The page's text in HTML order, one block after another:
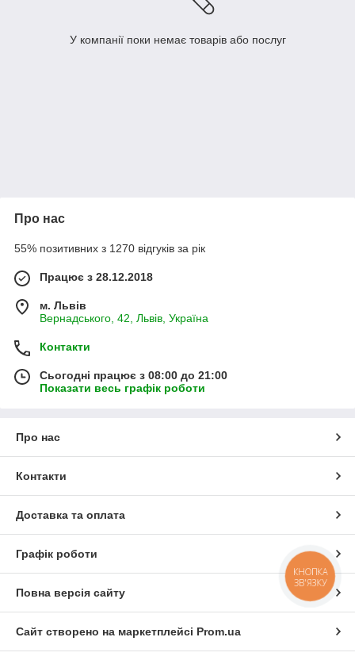
У компанії поки немає товарів або послуг
Про нас
55% позитивних з 1270 відгуків за рік
Працює з 28.12.2018
м. Львів
Вернадського, 42, Львів, Україна
Контакти
Сьогодні працює з 08:00 до 21:00
Показати весь графік роботи
Про нас
Контакти
Доставка та оплата
Графік роботи
Повна версія сайту
Сайт створено на маркетплейсі Prom.ua
КНОПКА
ЗВ'ЯЗКУ